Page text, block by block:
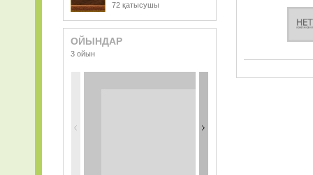
72 қатысушы
ОЙЫНДАР
3 ойын